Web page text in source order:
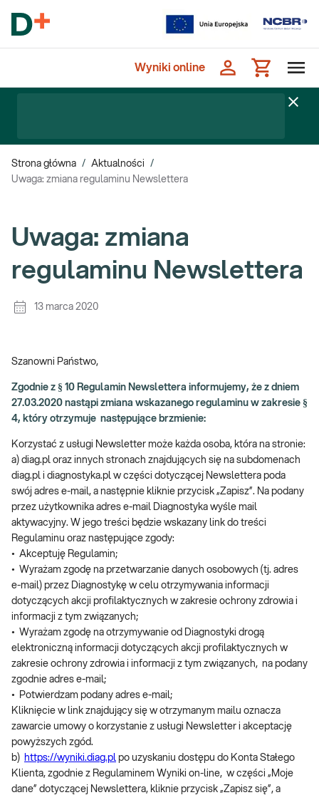
Wyniki online
Strona główna / Aktualności
/
Uwaga: zmiana regulaminu Newslettera
Uwaga: zmiana
regulaminu Newslettera
13 marca 2020
Szanowni Państwo,
Zgodnie z § 10 Regulamin Newslettera informujemy, że z dniem
27.03.2020 nastąpi zmiana wskazanego regulaminu w zakresie §
4, który otrzymuje następujące brzmienie:
Korzystać z usługi Newsletter może każda osoba, która na stronie:
a) diag.pl oraz innych stronach znajdujących się na subdomenach
diag.pl i diagnostyka.pl w części dotyczącej Newslettera poda
swój adres e-mail, a następnie kliknie przycisk „Zapisz”. Na podany
przez użytkownika adres e-mail Diagnostyka wyśle mail
aktywacyjny. W jego treści będzie wskazany link do treści
Regulaminu oraz następujące zgody:
• Akceptuję Regulamin;
• Wyrażam zgodę na przetwarzanie danych osobowych (tj. adres
e-mail) przez Diagnostykę w celu otrzymywania informacji
dotyczących akcji profilaktycznych w zakresie ochrony zdrowia i
informacji z tym związanych;
• Wyrażam zgodę na otrzymywanie od Diagnostyki drogą
elektroniczną informacji dotyczących akcji profilaktycznych w
zakresie ochrony zdrowia i informacji z tym związanych, na podany
zgodnie adres e-mail;
• Potwierdzam podany adres e-mail;
Kliknięcie w link znajdujący się w otrzymanym mailu oznacza
zawarcie umowy o korzystanie z usługi Newsletter i akceptację
powyższych zgód.
b) https://wyniki.diag.pl po uzyskaniu dostępu do Konta Stałego
Klienta, zgodnie z Regulaminem Wyniki on-line, w części „Moje
dane” dotyczącej Newslettera, kliknie przycisk „Zapisz się”, a